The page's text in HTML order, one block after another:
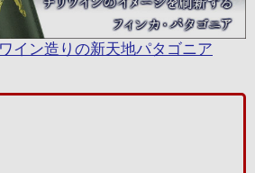
ン造りの新天地パタゴニア